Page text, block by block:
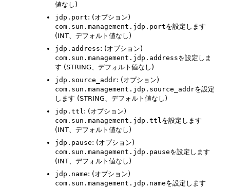
値なし)
jdp.port: (オプション)
com.sun.management.jdp.portを設定します
(INT、デフォルト値なし)
jdp.address: (オプション)
com.sun.management.jdp.addressを設定しま
す (STRING、デフォルト値なし)
jdp.source_addr: (オプション)
com.sun.management.jdp.source_addrを設定
します (STRING、デフォルト値なし)
jdp.ttl: (オプション)
com.sun.management.jdp.ttlを設定します
(INT、デフォルト値なし)
jdp.pause: (オプション)
com.sun.management.jdp.pauseを設定します
(INT、デフォルト値なし)
jdp.name: (オプション)
com.sun.management.jdp.nameを設定します